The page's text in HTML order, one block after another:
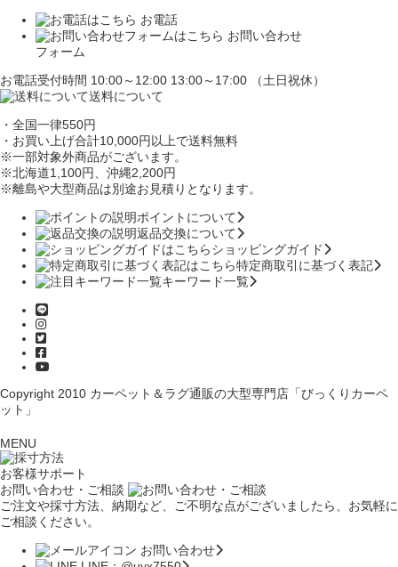
お電話
お問い合わせ
フォーム
お電話受付時間 10:00～12:00 13:00～17:00 （土日祝休）
送料について
・全国一律550円
・お買い上げ合計10,000円 以上で送料無料
※一部対象外商品がございます。
※北海道1,100円、沖縄2,200円
※離島や大型商品は別途お見積りとなります。
ポイントについて
返品交換について
ショッピングガイド
特定商取引に基づく表記
キーワード一覧
Copyright 2010 カーペット＆ラグ通販の大型専門店「びっくりカーペ
ット」
MENU
お客様サポート
お問い合わせ・ご相談
ご注文や採寸方法、納期など、ご不明な点がございましたら、お気軽に
ご相談ください。
お問い合わせ